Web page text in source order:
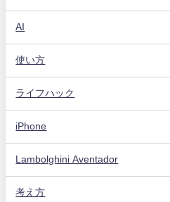
AI
使い方
ライフハック
iPhone
Lambolghini Aventador
考え方